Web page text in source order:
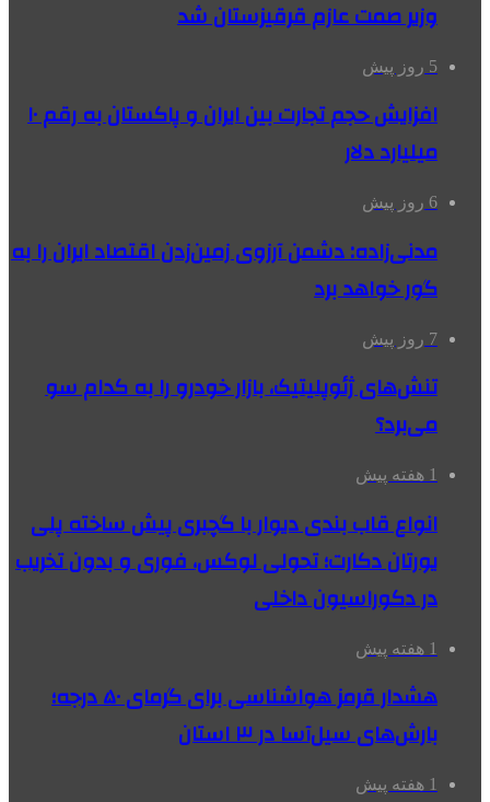
وزیر صمت عازم قرقیزستان شد
5 روز پیش
افزایش حجم تجارت بین ایران و پاکستان به رقم ۱۰
میلیارد دلار
6 روز پیش
مدنی‌زاده: دشمن آرزوی زمین‌زدن اقتصاد ایران را به
گور خواهد برد
7 روز پیش
تنش‌های ژئوپلیتیک، بازار خودرو را به کدام سو
می‌برد؟
1 هفته پیش
انواع قاب بندی دیوار با گچبری پیش ساخته پلی
یورتان دکارت؛ تحولی لوکس، فوری و بدون تخریب
در دکوراسیون داخلی
1 هفته پیش
هشدار قرمز هواشناسی برای گرمای ۵۰ درجه؛
بارش‌های سیل‌آسا در ۳ استان
1 هفته پیش